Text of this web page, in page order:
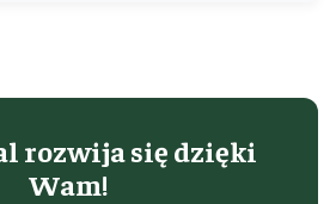
rozwija się dzięki
Wam!